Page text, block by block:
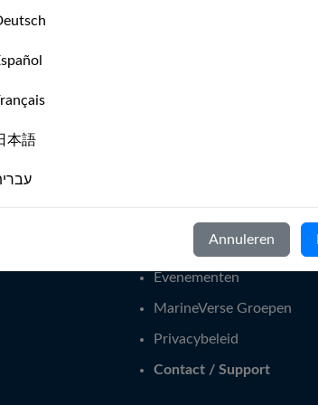
🇸🇭
te zeilen
Voor zeilclubs
Evenementen
MarineVerse Groepen
Privacybeleid
Contact / Support
本語
Annuleren